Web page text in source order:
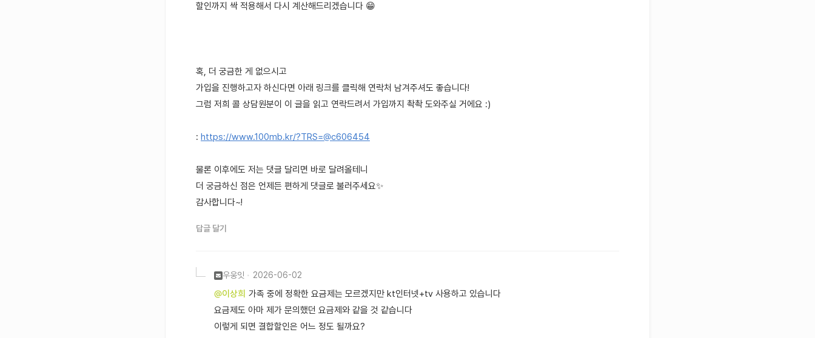
할인까지 싹 적용해서 다시 계산해드리겠습니다 😁
혹, 더 궁금한 게 없으시고
가입을 진행하고자 하신다면 아래 링크를 클릭해 연락처 남겨주셔도 좋습니다!
그럼 저희 콜 상담원분이 이 글을 읽고 연락드려서 가입까지 촥촥 도와주실 거에요 :)
: https://www.100mb.kr/?TRS=@c606454
물론 이후에도 저는 댓글 달리면 바로 달려올테니
더 궁금하신 점은 언제든 편하게 댓글로 불러주세요✨
감사합니다~!
답글 달기
우웅잇 2026-06-02
@이상희 가족 중에 정확한 요금제는 모르겠지만 kt인터넷+tv 사용하고 있습니다
요금제도 아마 제가 문의했던 요금제와 같을 것 같습니다
이렇게 되면 결합할인은 어느 정도 될까요?